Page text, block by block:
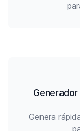
Genera